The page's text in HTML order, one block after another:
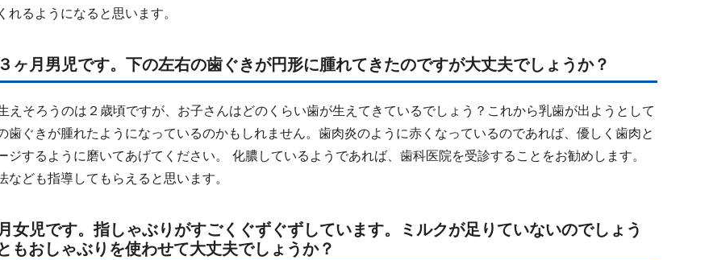
れるようになると思います。
ヶ月男児です。下の左右の歯ぐきが円形に腫れてきたのですが大丈夫でしょうか？
えそろうのは２歳頃ですが、お子さんはどのくらい歯が生えてきているでしょう？これから乳歯が出ようとして
歯ぐきが腫れたようになっているのかもしれません。歯肉炎のように赤くなっているのであれば、優しく歯肉と
ジするように磨いてあげてください。 化膿しているようであれば、歯科医院を受診することをお勧めします。
なども指導してもらえると思います。
女児です。指しゃぶりがすごくぐずぐずしています。ミルクが足りていないのでしょう
もおしゃぶりを使わせて大丈夫でしょうか？